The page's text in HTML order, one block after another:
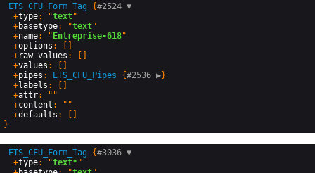
ETS_CFU_Form_Tag {#2524 ▼
  +
type: "text"
  +
basetype: "text"
  +
name: " Entreprise-618"
  +
options : []
  +
raw_values : []
  +
values : []
  +
pipes : ETS_CFU_Pipes {#2536 ▶}
  +
labels : []
  +
attr: ""
  +
content : ""
  +
defaults
ETS_CFU_Form_Tag {#3036 ▼
  +
type: "text*"